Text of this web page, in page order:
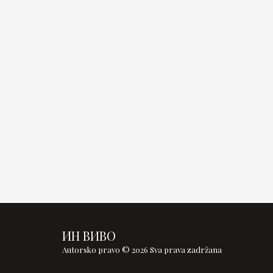
ИН ВИВО
Autorsko pravo © 2026 Sva prava zadržana